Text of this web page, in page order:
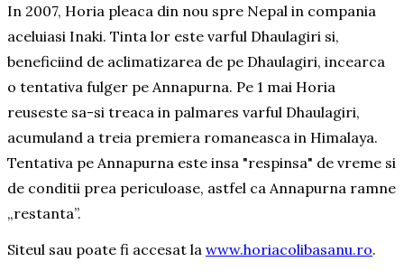
In 2007, Horia pleaca din nou spre Nepal in compania
aceluiasi Inaki. Tinta lor este varful Dhaulagiri si,
beneficiind de aclimatizarea de pe Dhaulagiri, incearca
o tentativa fulger pe Annapurna. Pe 1 mai Horia
reuseste sa-si treaca in palmares varful Dhaulagiri,
acumuland a treia premiera romaneasca in Himalaya.
Tentativa pe Annapurna este insa "respinsa" de vreme si
de conditii prea periculoase, astfel ca Annapurna ramne
„restanta”.
Siteul sau poate fi accesat la www.horiacolibasanu.ro.